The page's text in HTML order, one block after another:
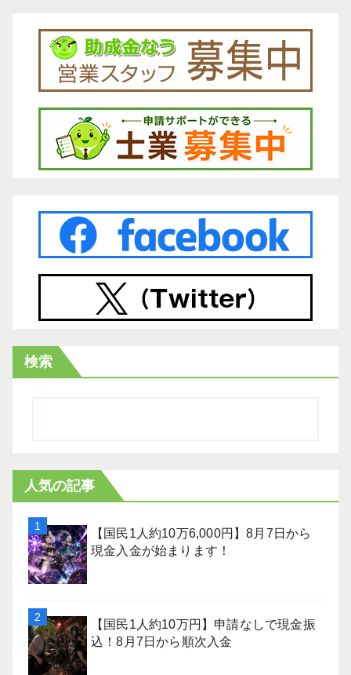
検索
人気の記事
【国民1人約10万6,000円】8月7日から
現金入金が始まります！
【国民1人約10万円】申請なしで現金振
込！8月7日から順次入金